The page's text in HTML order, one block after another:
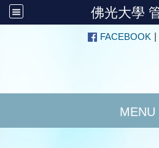
佛光大學
:::
FACEBOOK